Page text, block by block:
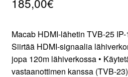
Macab HDMI-lähetin TVB-25
Siirtää HDMI-signaalia
jopa 120m lähiverkossa •
vastaanottimen kanssa (TVB-